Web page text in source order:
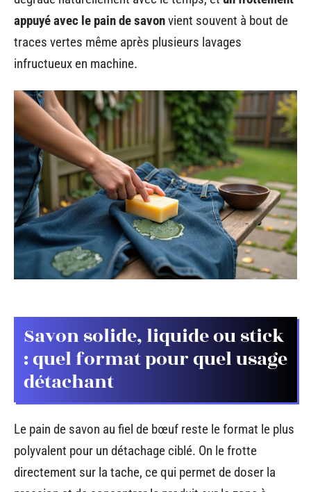
appuyé avec le pain de savonvient souvent à bout de
traces vertes même après plusieurs lavages
infructueux en machine.
Savon solide, liquide ou stick
: quel format pour quel usage
détachant
Le pain de savon au fiel de bœuf reste le format le plus
polyvalent pour un détachage ciblé. On le frotte
directement sur la tache, ce qui permet de doser la